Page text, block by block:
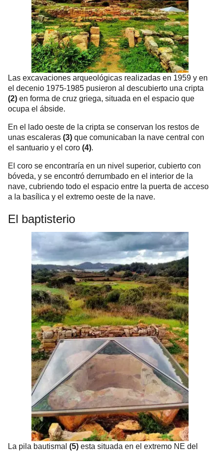
Las excavaciones arqueológicas realizadas en 1959 y en
el decenio 1975-1985 pusieron al descubierto una cripta
(2) en forma de cruz griega, situada en el espacio que
ocupa el ábside.
En el lado oeste de la cripta se conservan los restos de
unas escaleras (3) que comunicaban la nave central con
el santuario y el coro (4).
El coro se encontraría en un nivel superior, cubierto con
bóveda, y se encontró derrumbado en el interior de la
nave, cubriendo todo el espacio entre la puerta de acceso
a la basílica y el extremo oeste de la nave.
El baptisterio
La pila bautismal (5) esta situada en el extremo NE del